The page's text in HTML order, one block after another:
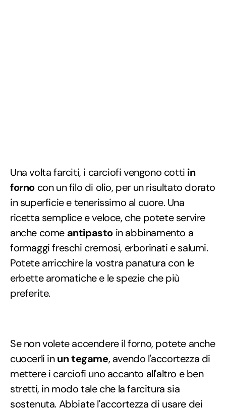
Una volta farciti, i carciofi vengono cotti in
forno con un filo di olio, per un risultato dorato
in superficie e tenerissimo al cuore. Una
ricetta semplice e veloce, che potete servire
anche come antipasto in abbinamento a
formaggi freschi cremosi, erborinati e salumi.
Potete arricchire la vostra panatura con le
erbette aromatiche e le spezie che più
preferite.
Se non volete accendere il forno, potete anche
cuocerli inun tegame, avendo l'accortezza di
mettere i carciofi uno accanto all'altro e ben
stretti, in modo tale che la farcitura sia
sostenuta. Abbiate l'accortezza di usare dei